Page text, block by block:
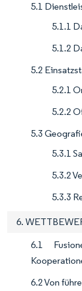
5.1
5.1.1
5.1.2
5.2
5.2.1
5.2.2
5.3
5.3.1
5.3.2
5.3.3
6.
6.1
6.2 Von